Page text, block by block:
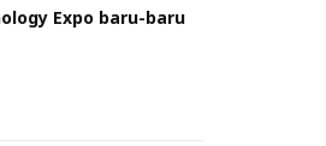
Expo baru-baru